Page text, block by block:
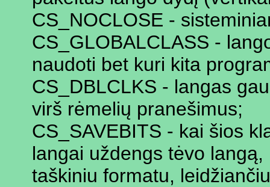
CS_NOCLOSE -
CS_GLOBALCLASS -
naudoti bet kuri kita
CS_DBLCLKS - langas
virš rėmelių pranešimus;
CS_SAVEBITS - kai šios
langai uždengs tėvo
taškiniu formatu,